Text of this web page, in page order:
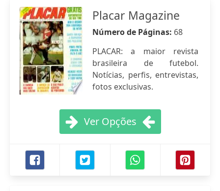
Placar Magazine
Número de Páginas: 68
PLACAR: a maior revista
brasileira de futebol.
Notícias, perfis, entrevistas,
fotos exclusivas.
Ver Opções